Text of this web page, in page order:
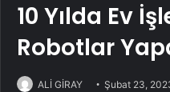
10 Yılda Ev
Robotlar
ALİ GİRAY Şubat 23,